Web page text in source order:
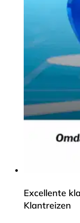
Excellente
Klantreizen